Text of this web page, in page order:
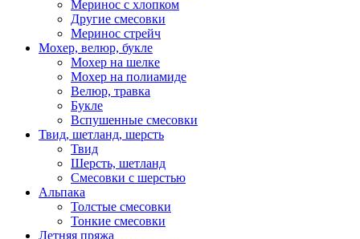
Меринос с хлопком
Другие смесовки
Меринос стрейч
Мохер, велюр, букле
Мохер на шелке
Мохер на полиамиде
Велюр, травка
Букле
Вспушенные смесовки
Твид, шетланд, шерсть
Твид
Шерсть, шетланд
Смесовки с шерстью
Альпака
Толстые смесовки
Тонкие смесовки
Летняя пряжа